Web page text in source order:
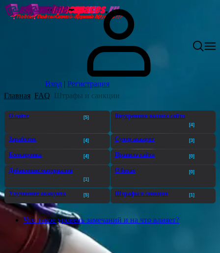
Вход | Регистрация
Главная FAQ Штрафы и санкции
О сайте [5] Внутренняя валюта сайта
[4]
Заработок [4] Супер аккаунт [3]
Блокировка [4] Правила сайта [0]
Добавление материалов
[1]
О ботах [0]
Улучшение акакунта [5] Штрафы и санкции [1]
Что такое уровень замечаний и на что влияет?